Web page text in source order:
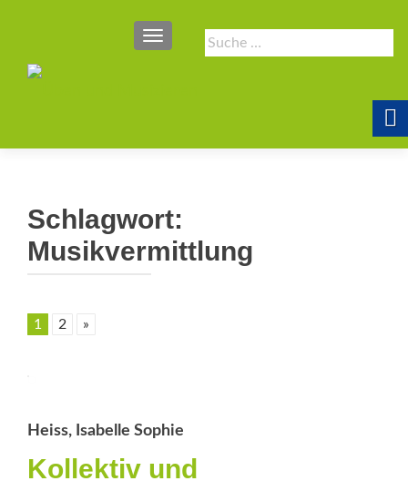
Suche
nach:
SCHALTE NAVIGATION
Schlagwort:
Musikvermittlung
1 2 »
Heiss, Isabelle Sophie
Kollektiv und